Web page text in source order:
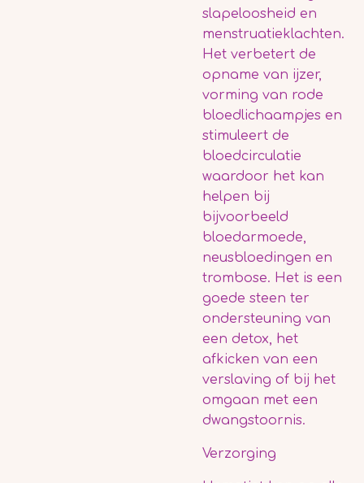
slapeloosheid en
menstruatieklachten.
Het verbetert de
opname van ijzer,
vorming van rode
bloedlichaampjes en
stimuleert de
bloedcirculatie
waardoor het kan
helpen bij
bijvoorbeeld
bloedarmoede,
neusbloedingen en
trombose. Het is een
goede steen ter
ondersteuning van
een detox, het
afkicken van een
verslaving of bij het
omgaan met een
dwangstoornis.
Verzorging